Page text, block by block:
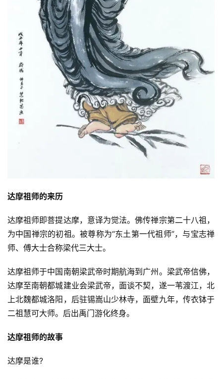
达摩祖师的来历
达摩祖师即菩提达摩，意译为觉法。佛传禅宗第二十八祖，
为中国禅宗的初祖。被尊称为“东土第一代祖师”，与宝志禅
师、傅大士合称梁代三大士。
达摩祖师于中国南朝梁武帝时期航海到广州。梁武帝信佛，
达摩至南朝都城建业会梁武帝，面谈不契，遂一苇渡江，北
上北魏都城洛阳，后驻锡嵩山少林寺，面壁九年，传衣钵于
二祖慧可大师。后出禹门游化终身。
达摩祖师的故事
达摩是谁?